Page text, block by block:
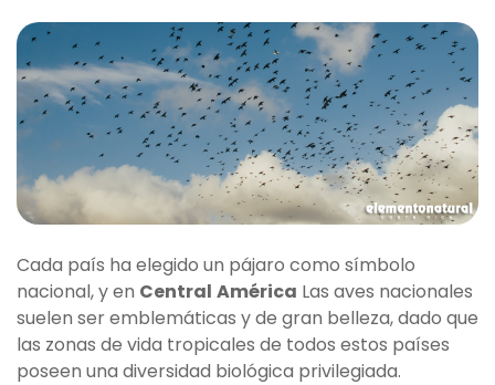
Cada país ha elegido un pájaro como símbolo
nacional, y en Central América Las aves nacionales
suelen ser emblemáticas y de gran belleza, dado que
las zonas de vida tropicales de todos estos países
poseen una diversidad biológica privilegiada.